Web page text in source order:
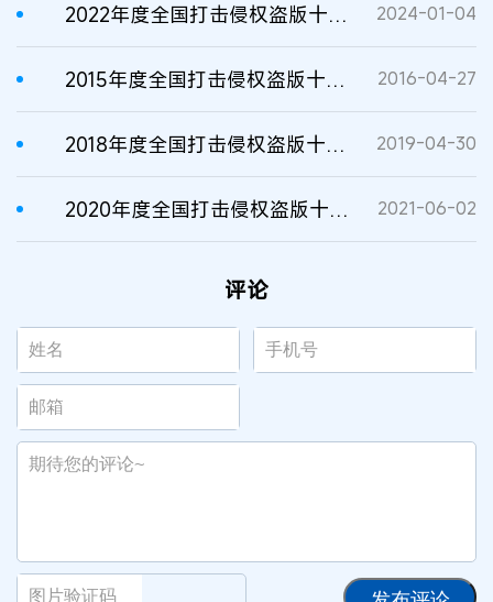
2022年度全国打击侵权盗版十大案件 2024-01-04
2015年度全国打击侵权盗版十大案件 2016-04-27
2018年度全国打击侵权盗版十大案件发布 2019-04-30
2020年度全国打击侵权盗版十大案件 2021-06-02
评论